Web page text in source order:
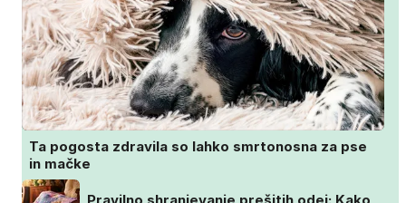
Ta pogosta zdravila so lahko smrtonosna za pse
in mačke